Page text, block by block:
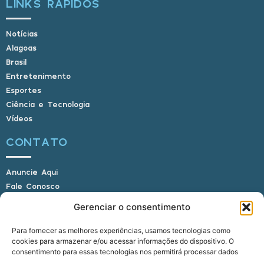
Gerenciar o consentimento
Para fornecer as melhores experiências, usamos tecnologias como
cookies para armazenar e/ou acessar informações do dispositivo. O
consentimento para essas tecnologias nos permitirá processar dados
LINKS RÁPIDOS
Notícias
Alagoas
Brasil
Entretenimento
Esportes
Ciência e Tecnologia
Vídeos
CONTATO
Anuncie Aqui
Fale Conosco
E-mail: alagoasbrasilnoticias@gmail.com